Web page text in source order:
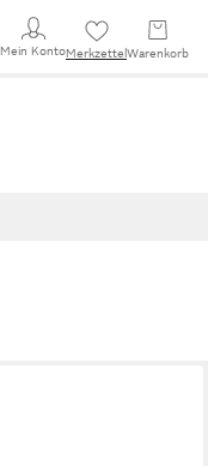
Mein KontoMerkzettel Warenkorb